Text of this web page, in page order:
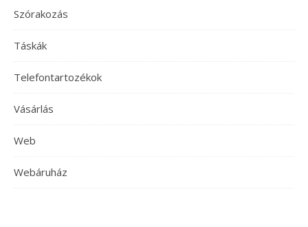
Szórakozás
Táskák
Telefontartozékok
Vásárlás
Web
Webáruház